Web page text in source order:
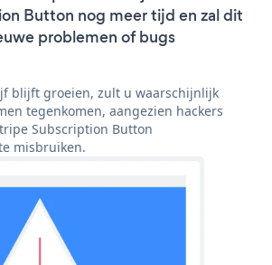
Button nog meer tijd en zal dit
problemen of bugs
blijft groeien, zult u waarschijnlijk
tegenkomen, aangezien hackers
Subscription Button
misbruiken.